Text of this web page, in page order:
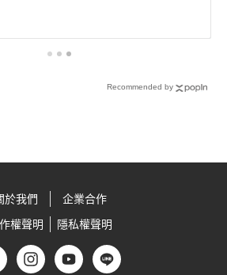
Recommended by
於我們
企業合作
權聲明
隱私權聲明